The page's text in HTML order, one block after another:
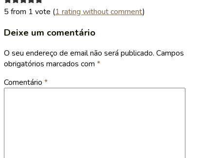
5 from 1 vote (1 rating without comment)
Deixe um comentário
O seu endereço de email não será publicado. Campos
obrigatórios marcados com *
Comentário *